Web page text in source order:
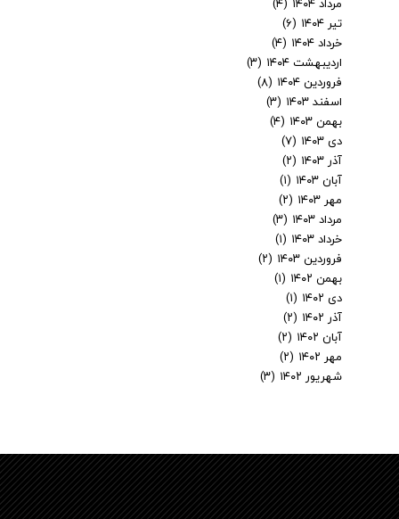
تیر ۱۴۰۴
(۶)
خرداد ۱۴۰۴
(۴)
اردیبهشت ۱۴۰۴
(۳)
فروردین ۱۴۰۴
(۸)
اسفند ۱۴۰۳
(۳)
بهمن ۱۴۰۳
(۴)
دی ۱۴۰۳
(۷)
آذر ۱۴۰۳
(۲)
آبان ۱۴۰۳
(۱)
مهر ۱۴۰۳
(۲)
مرداد ۱۴۰۳
(۳)
خرداد ۱۴۰۳
(۱)
فروردین ۱۴۰۳
(۲)
بهمن ۱۴۰۲
(۱)
دی ۱۴۰۲
(۱)
آذر ۱۴۰۲
(۲)
آبان ۱۴۰۲
(۲)
مهر ۱۴۰۲
(۲)
شهریور ۱۴۰۲
(۳)